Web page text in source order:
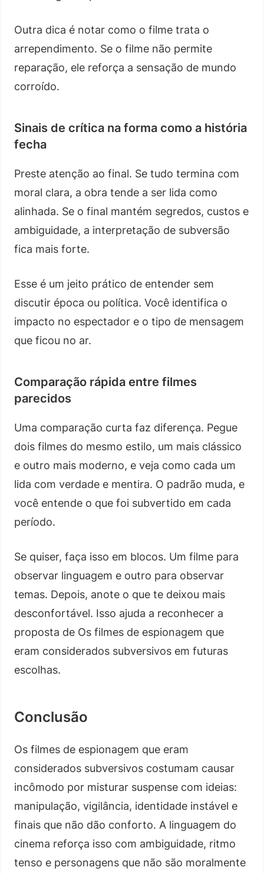
Outra dica é notar como o filme trata o
arrependimento. Se o filme não permite
reparação, ele reforça a sensação de mundo
corroído.
Sinais de crítica na forma como a história
fecha
Preste atenção ao final. Se tudo termina com
moral clara, a obra tende a ser lida como
alinhada. Se o final mantém segredos, custos e
ambiguidade, a interpretação de subversão
fica mais forte.
Esse é um jeito prático de entender sem
discutir época ou política. Você identifica o
impacto no espectador e o tipo de mensagem
que ficou no ar.
Comparação rápida entre filmes
parecidos
Uma comparação curta faz diferença. Pegue
dois filmes do mesmo estilo, um mais clássico
e outro mais moderno, e veja como cada um
lida com verdade e mentira. O padrão muda, e
você entende o que foi subvertido em cada
período.
Se quiser, faça isso em blocos. Um filme para
observar linguagem e outro para observar
temas. Depois, anote o que te deixou mais
desconfortável. Isso ajuda a reconhecer a
proposta de Os filmes de espionagem que
eram considerados subversivos em futuras
escolhas.
Conclusão
Os filmes de espionagem que eram
considerados subversivos costumam causar
incômodo por misturar suspense com ideias:
manipulação, vigilância, identidade instável e
finais que não dão conforto. A linguagem do
cinema reforça isso com ambiguidade, ritmo
tenso e personagens que não são moralmente